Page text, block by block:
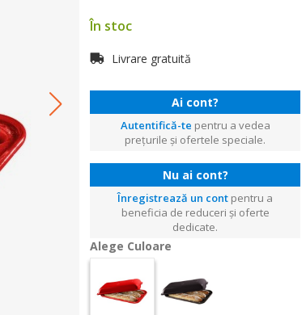
În stoc
Livrare gratuită
Ai cont?
Autentifică-te pentru a vedea
prețurile și ofertele speciale.
Nu ai cont?
Înregistrează un cont pentru a
beneficia de reduceri și oferte
dedicate.
Alege Culoare